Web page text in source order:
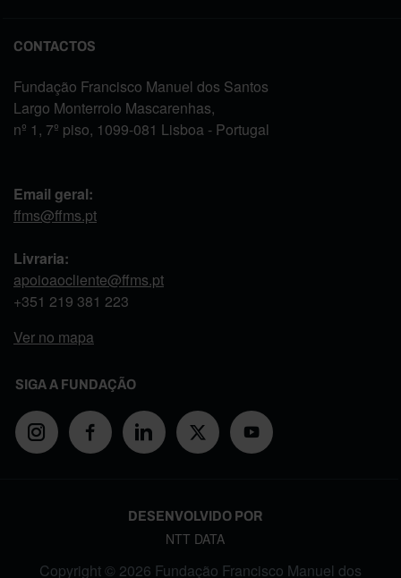
CONTACTOS
Fundação Francisco Manuel dos Santos
Largo Monterroio Mascarenhas,
nº 1, 7º piso, 1099-081 Lisboa - Portugal
Email geral:
ffms@ffms.pt
Livraria:
apoioaocliente@ffms.pt
+351 219 381 223
Ver no mapa
SIGA A FUNDAÇÃO
DESENVOLVIDO POR
NTT DATA
Copyright © 2026 Fundação Francisco Manuel dos